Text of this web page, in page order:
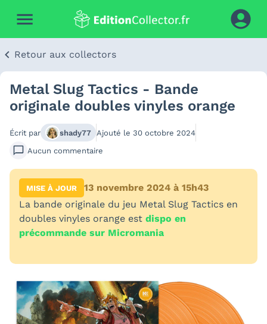
Retour aux collectors
Metal Slug Tactics - Bande
originale doubles vinyles orange
Écrit par shady77 Ajouté le 30 octobre 2024
Aucun commentaire
MISE À JOUR
13 novembre 2024 à 15h43
La bande originale du jeu Metal Slug Tactics en
doubles vinyles orange est dispo en
précommande sur Micromania